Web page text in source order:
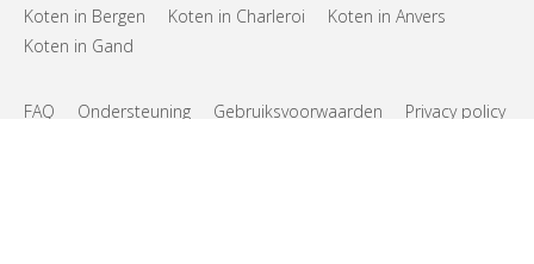
Koten in Bergen
Koten in Charleroi
Koten in Anvers
Koten in Gand
FAQ Ondersteuning Gebruiksvoorwaarden Privacy policy